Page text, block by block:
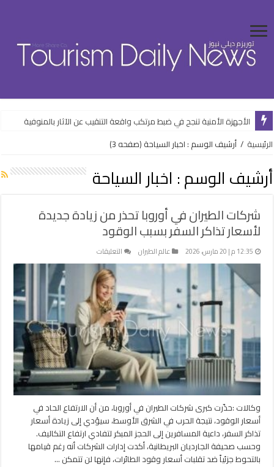
الأجهزة الأمنية تنجح في ضبط مرتكب واقعة التنقيب عن الآثار بالمنوفية
“القابضة للسياحة والفنادق” تستهدف 5.5 مليار جنيه صافي ربح خلال 2026-2027
الرئيسية / أرشيف الوسم : اخبار السياحة (صفحه 3)
أرشيف الوسم : اخبار السياحة
شركات الطيران في أوروبا تحذر من زيادة جديدة
لأسعار تذاكر السفر بسبب الوقود
12:35 م | 20 مارس، 2026 عالم الطيران التعليقات
شركات
الطيران
في
أوروبا
تحذر
من
زيادة
جديدة
لأسعار
تذاكر
السفر
بسبب
الوقود
مغلقة
وكالات :حذّرت كبرى شركات الطيران في أوروبا، من أن الارتفاع الحاد في
أسعار الوقود، نتيجة الحرب في الشرق الأوسط، سيؤدي إلى زيادة أسعار
تذاكر السفر، داعية المسافرين إلى الحجز المبكر لتفادي ارتفاع التكاليف.
وحسب صحيفة الجارديان البريطانية، أكدت إدارات الشركات أنه رغم قيامها
بالتحوط جزئياً ضد تقلبات أسعار وقود الطائرات، فإنها لن تتمكن …